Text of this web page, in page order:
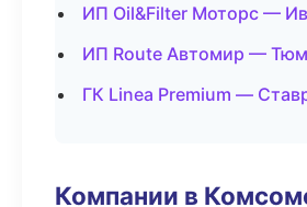
ИП Oil&Filter Моторс —
ИП Route Автомир —
ГК Linea Premium —
Компании в